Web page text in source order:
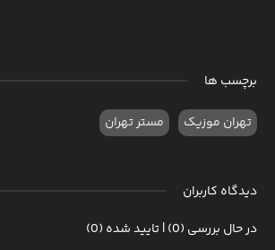
برچسب ها
تهران موزیک مستر تهران
دیدگاه کاربران
در حال بررسی (0) | تایید شده (0)